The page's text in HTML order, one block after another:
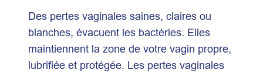
Des pertes vaginales saines, claires ou
blanches, évacuent les bactéries. Elles
maintiennent la zone de votre vagin propre,
lubrifiée et protégée. Les pertes vaginales